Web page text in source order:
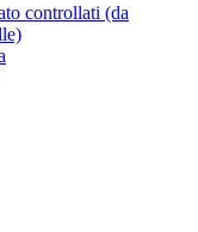
controllati (da